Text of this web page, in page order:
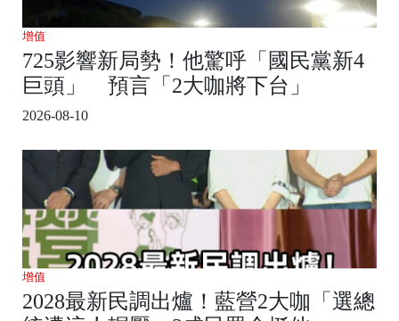
增值
725影響新局勢！他驚呼「國民黨新4
巨頭」 預言「2大咖將下台」
2026-08-10
增值
2028最新民調出爐！藍營2大咖「選總